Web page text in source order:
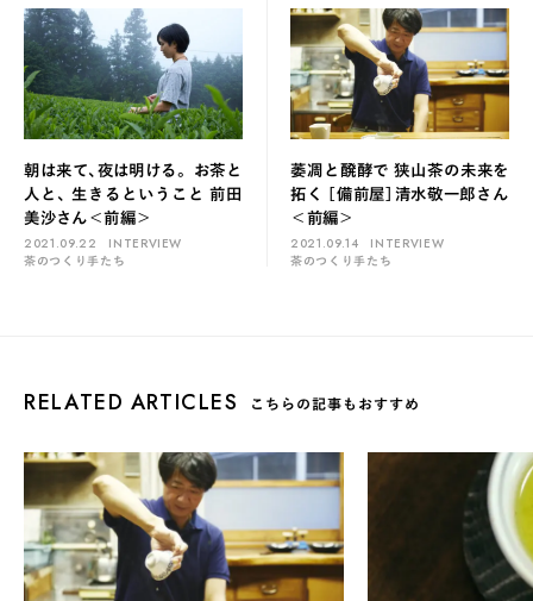
朝は来て、夜は明ける。 お茶と
人と、 生きるということ 前田
美沙さん＜前編＞
2021.09.22
INTERVIEW
茶のつくり手たち
萎凋と醗酵で 狭山茶の未来を
拓く ［備前屋］清水敬一郎さん
＜前編＞
2021.09.14
INTERVIEW
茶のつくり手たち
RELATED ARTICLES こちらの記事もおすすめ